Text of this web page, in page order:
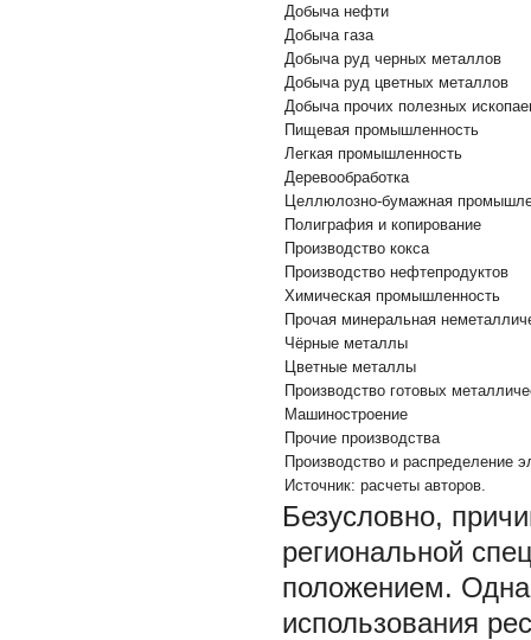
Добыча нефти
Добыча газа
Добыча руд черных металлов
Добыча руд цветных металлов
Добыча прочих полезных
Пищевая промышленность
Легкая промышленность
Деревообработка
Целлюлозно-бумажная
Полиграфия и копирование
Производство кокса
Производство нефтепродуктов
Химическая промышленность
Прочая минеральная
Чёрные металлы
Цветные металлы
Производство готовых
Машиностроение
Прочие производства
Производство и распределение
Источник: расчеты авторов.
Безусловно,
региональной
положением.
использования